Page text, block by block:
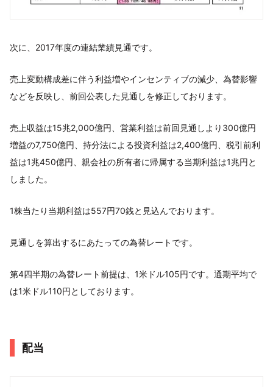
次に、2017年度の連結業績見通です。
売上変動構成差に伴う利益増やインセンティブの減少、為替影響
などを反映し、前回公表した見通しを修正しております。
売上収益は15兆2,000億円、営業利益は前回見通しより300億円
増益の7,750億円、持分法による投資利益は2,400億円、税引前利
益は1兆450億円、親会社の所有者に帰属する当期利益は1兆円と
しました。
1株当たり当期利益は557円70銭と見込んでおります。
見通しを算出するにあたっての為替レートです。
第4四半期の為替レート前提は、1米ドル105円です。通期平均で
は1米ドル110円としております。
配当